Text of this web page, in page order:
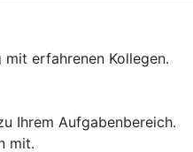
erfahrenen Kollegen.
Ihrem Aufgabenbereich.
mit.